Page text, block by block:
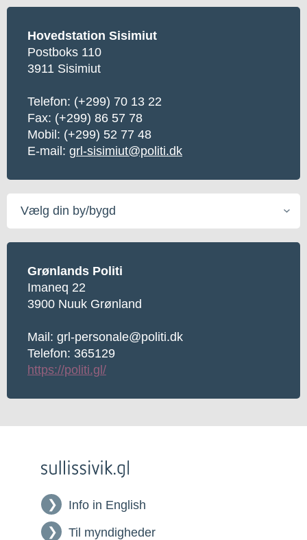
Hovedstation Sisimiut
Postboks 110
3911 Sisimiut
Telefon: (+299) 70 13 22
Fax: (+299) 86 57 78
Mobil: (+299) 52 77 48
E-mail: grl-sisimiut@politi.dk
Vælg
din
by/bygd
Grønlands Politi
Imaneq 22
3900 Nuuk Grønland
Mail: grl-personale@politi.dk
Telefon: 365129
https://politi.gl/
Info in English
Til myndigheder